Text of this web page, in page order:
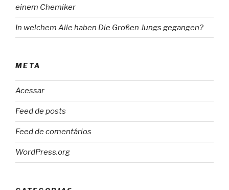
einem Chemiker
In welchem Alle haben Die Großen Jungs gegangen?
META
Acessar
Feed de posts
Feed de comentários
WordPress.org